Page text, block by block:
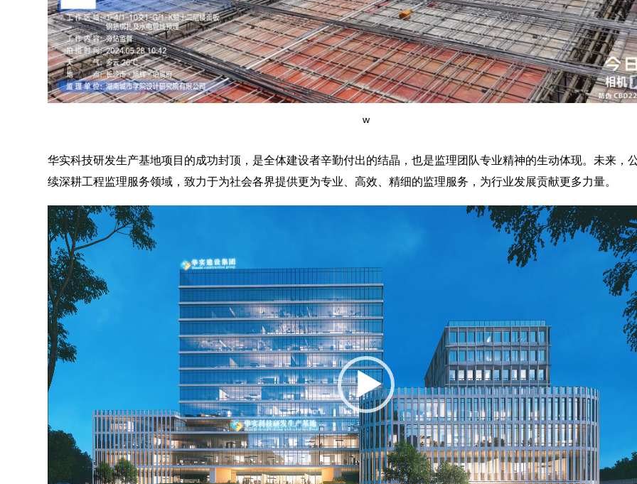
w
华实科技研发生产基地项目的成功封顶，是全体建设者辛勤付出的结晶，也是监理团队专业精神的生动体现。未来，
续深耕工程监理服务领域，致力于为社会各界提供更为专业、高效、精细的监理服务，为行业发展贡献更多力量。
视
频
播
放
器